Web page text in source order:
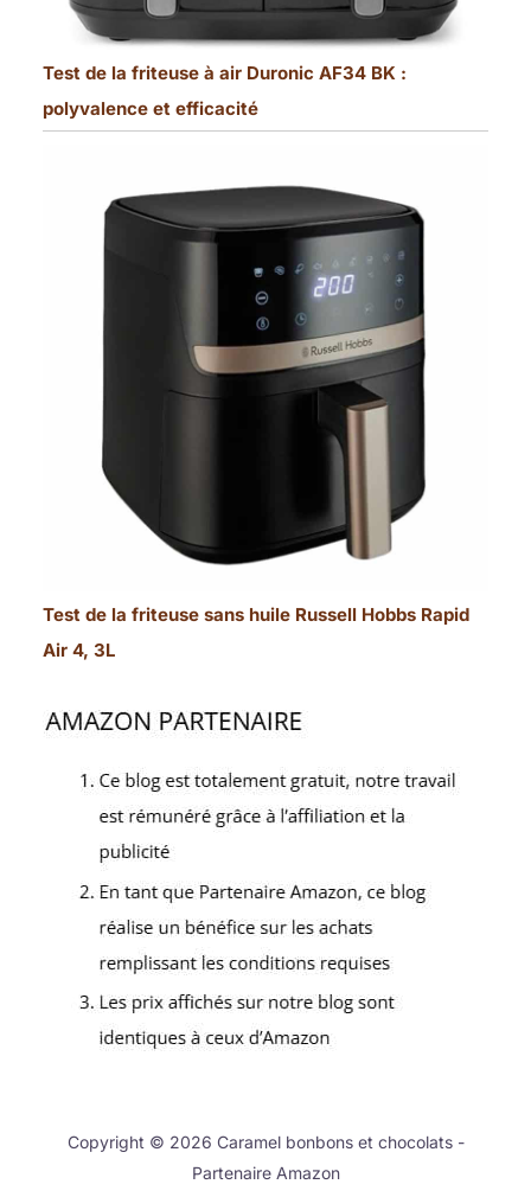
Test de la friteuse à air Duronic AF34 BK :
polyvalence et efficacité
Test de la friteuse sans huile Russell Hobbs Rapid
Air 4, 3L
Copyright © 2026 Caramel bonbons et chocolats -
Partenaire Amazon